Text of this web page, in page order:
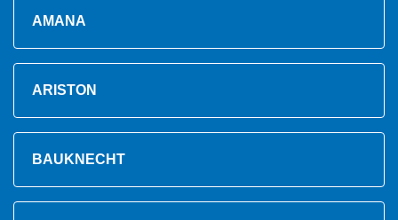
AMANA
ARISTON
BAUKNECHT